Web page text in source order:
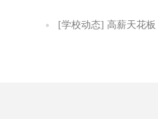
自学半年不如实训 2
[学校动态] 高薪天花